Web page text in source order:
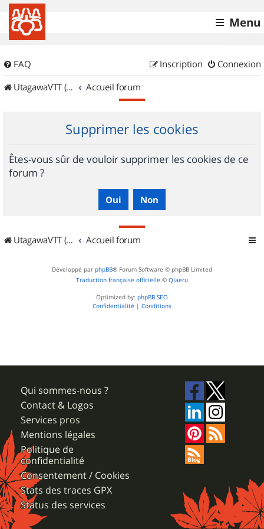
Menu
FAQ Connexion
Inscription
UtagawaVTT (Randos VTT et VTTAE avec traces GPS)
Accueil forum
Supprimer les cookies
Êtes-vous sûr de vouloir supprimer les cookies de ce
forum ?
UtagawaVTT (Randos VTT et VTTAE avec traces GPS) Accueil forum
Développé par phpBB® Forum Software © phpBB Limited
Traduction française officielle © Qiaeru
Optimized by: phpBB SEO
Confidentialité | Conditions
Qui sommes-nous ?
Contact & Logos
Services pros
Mentions légales
Politique de
confidentialité
Consentement / Cookies
Stats des traces GPX
Status des services